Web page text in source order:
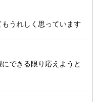
うれしく思っています
できる限り応えようと